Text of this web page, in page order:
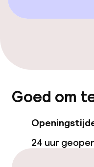
Goed om
24 uur